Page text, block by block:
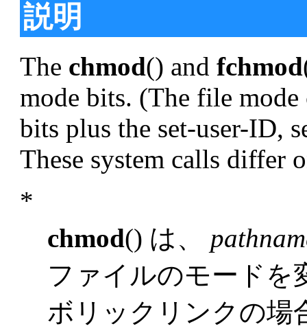
説明
The chmod() andfchmod
mode bits. (The file
bits plus the set-user-ID,
These system calls differ
*
chmod() は、
ファイルのモードを
ボリックリンクの場